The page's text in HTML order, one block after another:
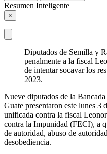
Resumen Inteligente
×
Diputados de Semilla y
penalmente a la fiscal
de intentar socavar los
2023.
Nueve diputados de la
Guate presentaron este lunes 3
unificada contra la fiscal
contra la Impunidad (FECI), a
de autoridad, abuso de
desobediencia.